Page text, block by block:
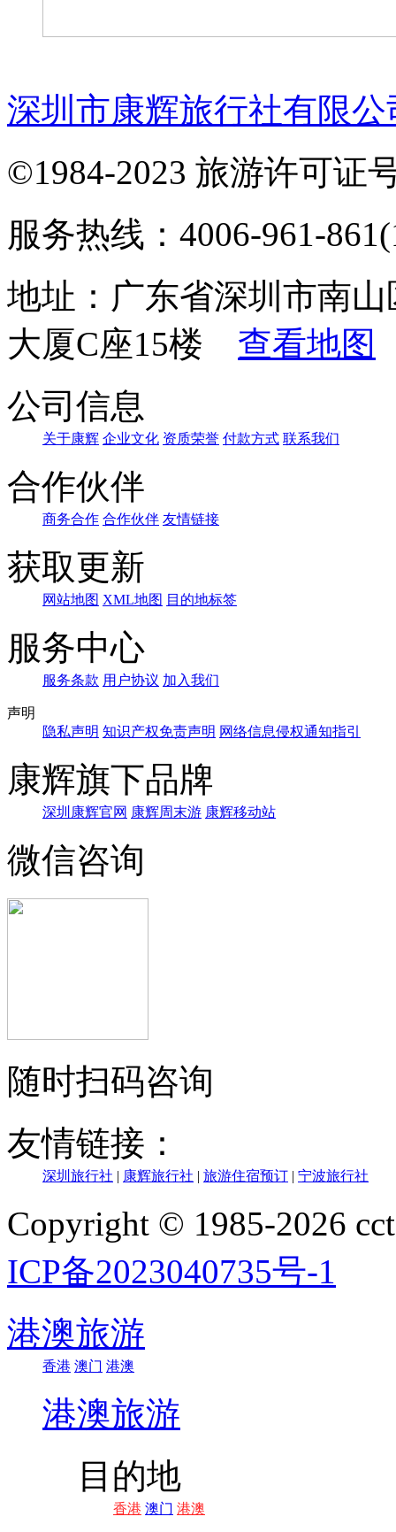
深圳市康辉旅行社有限
©1984-2023 旅游许可证
服务热线：4006-961-
地址：广东省深圳市南
大厦C座15楼 查看地图
公司信息
关于康辉 企业文化 资质荣誉 付款方式 联系我们
合作伙伴
商务合作 合作伙伴 友情链接
获取更新
网站地图 XML地图 目的地标签
服务中心
服务条款 用户协议 加入我们
声明
隐私声明 知识产权免责声明 网络信息侵权通知指引
康辉旗下品牌
深圳康辉官网 康辉周末游 康辉移动站
微信咨询
随时扫码咨询
友情链接：
深圳旅行社 | 康辉旅行社 | 旅游住宿预订 | 宁波旅行社
Copyright © 1985-2026
ICP备2023040735号-1
港澳旅游
香港 澳门 港澳
港澳旅游
目的地
香港 澳门 港澳